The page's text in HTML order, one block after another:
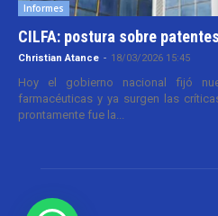
Informes
CILFA: postura sobre patentes
Christian Atance - 18/03/2026 15:45
Hoy el gobierno nacional fijó
farmacéuticas y ya surgen las
prontamente fue la...